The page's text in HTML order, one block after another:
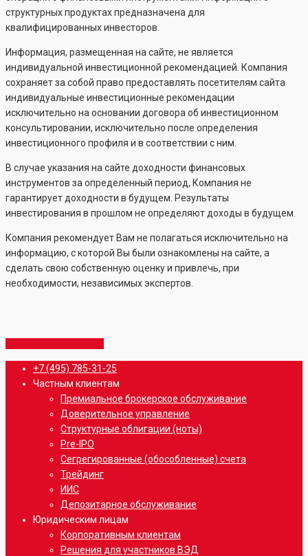
структурных продуктах предназначена для
квалифицированных инвесторов.
Информация, размещенная на сайте, не является
индивидуальной инвестиционной рекомендацией. Компания
сохраняет за собой право предоставлять посетителям сайта
индивидуальные инвестиционные рекомендации
исключительно на основании договора об инвестиционном
консультировании, исключительно после определения
инвестиционного профиля и в соответствии с ним.
В случае указания на сайте доходности финансовых
инструментов за определенный период, Компания не
гарантирует доходности в будущем. Результаты
инвестирования в прошлом не определяют доходы в будущем.
Компания рекомендует Вам не полагаться исключительно на
информацию, с которой Вы были ознакомлены на сайте, а
сделать свою собственную оценку и привлечь, при
необходимости, независимых экспертов.
Close
Menu
+7 (495) 785-31-25
Частным клиентам
Премиальное брокерское обслуживание
Доверительное управление
Структурные облигации (ноты)
Pre-IPO
Сегрегированные (обособленные) счета
Трейдинг
ИИС
Депозитарное обслуживание
Юридическим лицам
Корпоративным клиентам
Решения для участников ВЭД